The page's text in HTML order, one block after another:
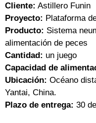
Cliente: Astillero Funin
Proyecto: Plataforma
Producto: Sistema
alimentación de peces
Cantidad: un juego
Capacidad de
Ubicación: Océano
Yantai, China.
Plazo de entrega: 30